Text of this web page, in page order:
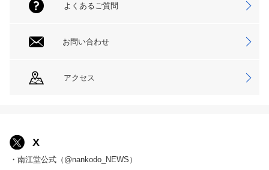
よくあるご質問
お問い合わせ
アクセス
X
・南江堂公式（@nankodo_NEWS）